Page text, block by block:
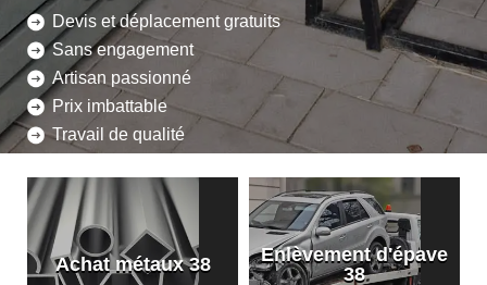
Devis et déplacement gratuits
Sans engagement
Artisan passionné
Prix imbattable
Travail de qualité
Achat métaux 38
Enlèvement d'épave
38